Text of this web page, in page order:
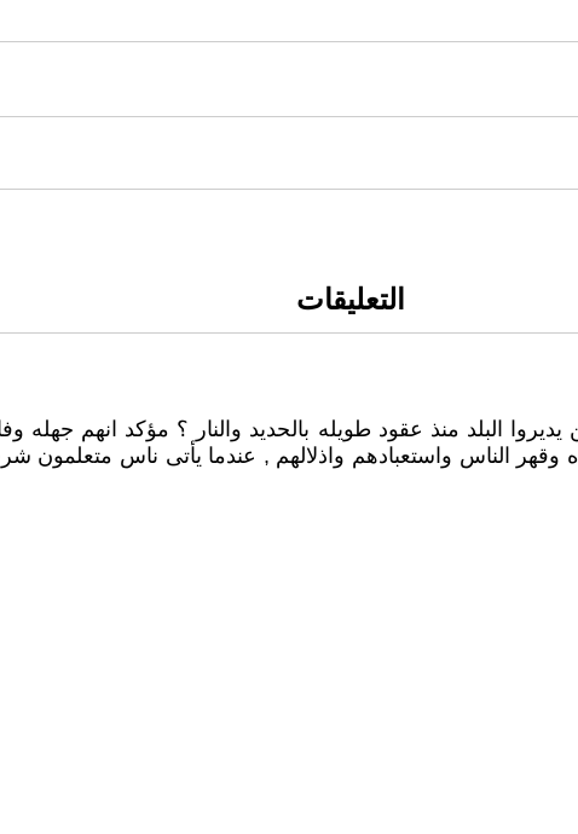
التعليقات
البلد منذ عقود طويله بالحديد والنار ؟ مؤكد انهم
الناس واستعبادهم واذلالهم , عندما يأتى ناس متعلمون